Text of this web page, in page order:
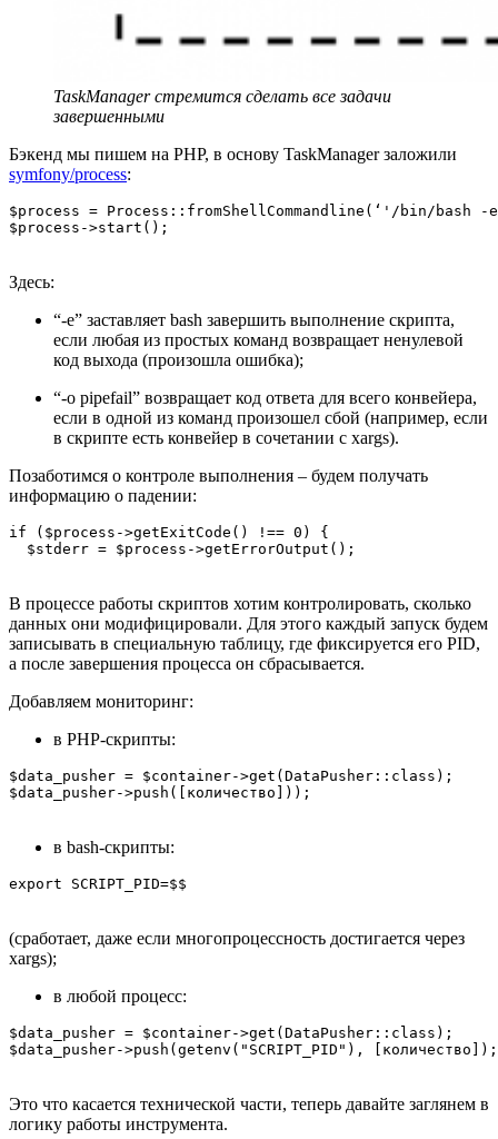
TaskManager стремится сделать все задачи
завершенными
Бэкенд мы пишем на PHP, в основу TaskManager заложили
symfony/process:
$process = Process::fromShellCommandline(‘'/bin/bash
$process->start();
Здесь:
“-e” заставляет bash завершить выполнение скрипта,
если любая из простых команд возвращает ненулевой
код выхода (произошла ошибка);
“-o pipefail” возвращает код ответа для всего конвейера,
если в одной из команд произошел сбой (например, если
в скрипте есть конвейер в сочетании с xargs).
Позаботимся о контроле выполнения – будем получать
информацию о падении:
if ($process->getExitCode() !== 0) {
  $stderr = $process->getErrorOutput();
В процессе работы скриптов хотим контролировать, сколько
данных они модифицировали. Для этого каждый запуск будем
записывать в специальную таблицу, где фиксируется его PID,
а после завершения процесса он сбрасывается.
Добавляем мониторинг:
в PHP-скрипты:
$data_pusher = $container->get(DataPusher::class);
$data_pusher->push([количество]));
в bash-скрипты:
export SCRIPT_PID=$$
(сработает, даже если многопроцессность достигается через
xargs);
в любой процесс:
$data_pusher = $container->get(DataPusher::class);
$data_pusher->push(getenv("SCRIPT_PID"), [количество]);
Это что касается технической части, теперь давайте заглянем в
логику работы инструмента.